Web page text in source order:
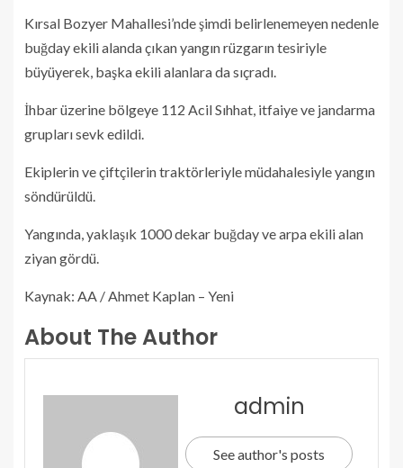
Kırsal Bozyer Mahallesi’nde şimdi belirlenemeyen nedenle
buğday ekili alanda çıkan yangın rüzgarın tesiriyle
büyüyerek, başka ekili alanlara da sıçradı.
İhbar üzerine bölgeye 112 Acil Sıhhat, itfaiye ve jandarma
grupları sevk edildi.
Ekiplerin ve çiftçilerin traktörleriyle müdahalesiyle yangın
söndürüldü.
Yangında, yaklaşık 1000 dekar buğday ve arpa ekili alan
ziyan gördü.
Kaynak: AA / Ahmet Kaplan – Yeni
About The Author
admin
See author's posts